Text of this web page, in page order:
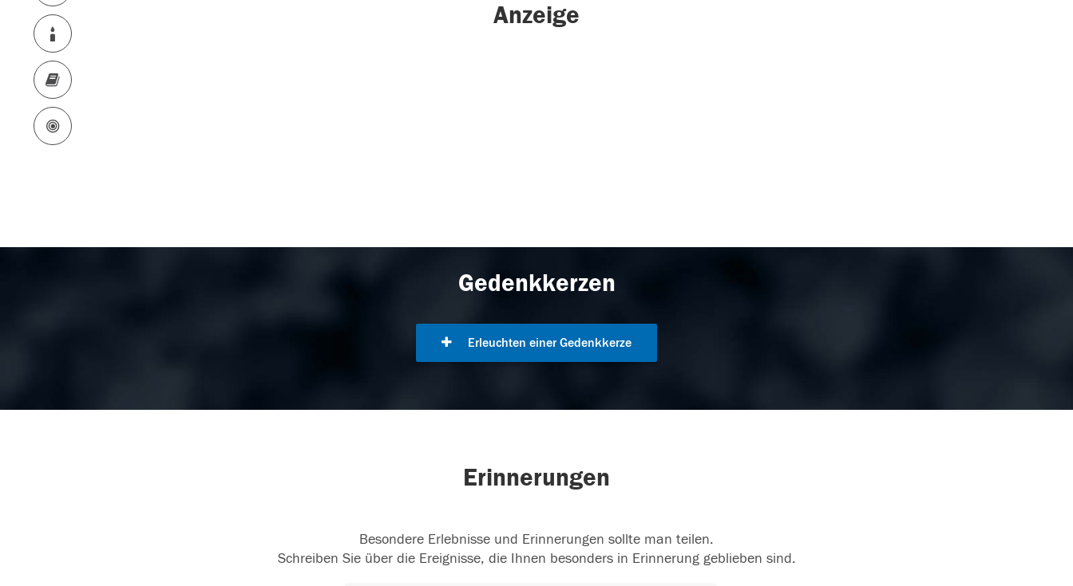
Anzeige
Gedenkkerzen
Erleuchten einer Gedenkkerze
Erinnerungen
Besondere Erlebnisse und Erinnerungen sollte man teilen.
Schreiben Sie über die Ereignisse, die Ihnen besonders in Erinnerung geblieben sind.